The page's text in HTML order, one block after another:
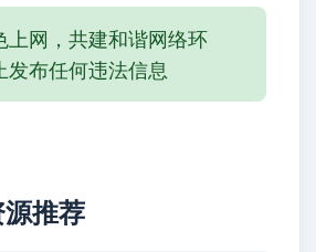
上网，共建和谐网络环
发布任何违法信息
推荐